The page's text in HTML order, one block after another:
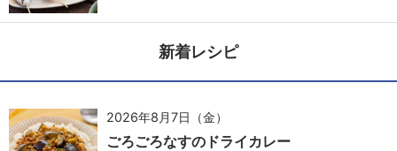
新着レシピ
2026年8月7日（金）
ごろごろなすのドライカレー